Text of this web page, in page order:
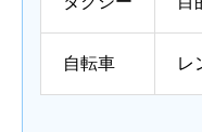
自転車 レ